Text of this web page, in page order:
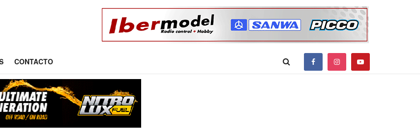
CONTACTO